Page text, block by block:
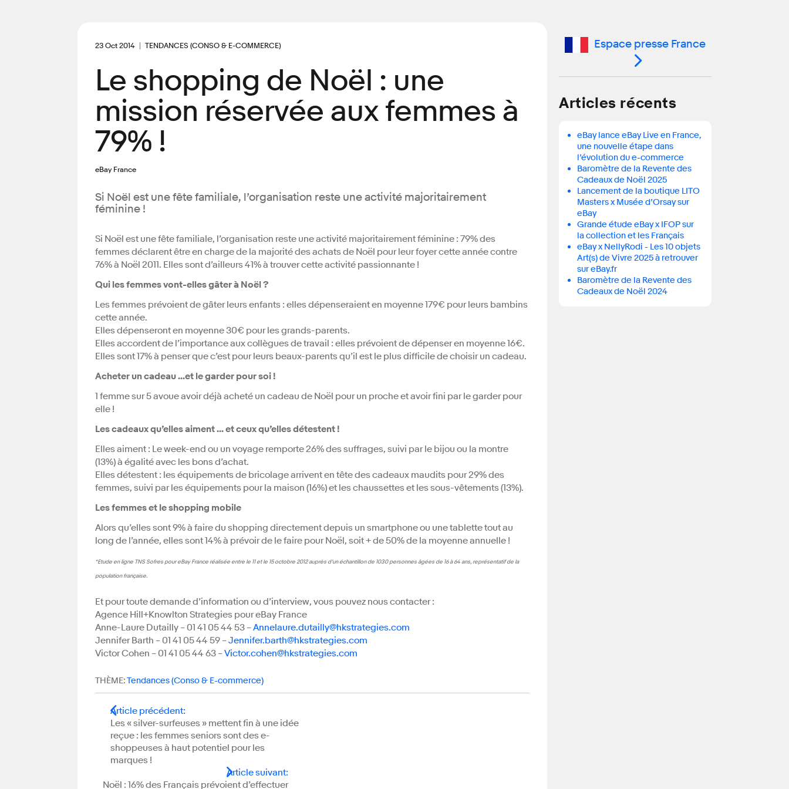
23 Oct 2014 TENDANCES (CONSO & E-COMMERCE)
Le shopping de Noël : une
mission réservée aux femmes à
79% !
eBay France
Si Noël est une fête familiale, l’organisation reste une activité majoritairement
féminine !
Si Noël est une fête familiale, l’organisation reste une activité majoritairement féminine : 79% des
femmes déclarent être en charge de la majorité des achats de Noël pour leur foyer cette année contre
76% à Noël 2011. Elles sont d’ailleurs 41% à trouver cette activité passionnante !
Qui les femmes vont-elles gâter à Noël ?
Les femmes prévoient de gâter leurs enfants : elles dépenseraient en moyenne 179€ pour leurs bambins
cette année.
Elles dépenseront en moyenne 30€ pour les grands-parents.
Elles accordent de l’importance aux collègues de travail : elles prévoient de dépenser en moyenne 16€.
Elles sont 17% à penser que c’est pour leurs beaux-parents qu’il est le plus difficile de choisir un cadeau.
Acheter un cadeau …et le garder pour soi !
1 femme sur 5 avoue avoir déjà acheté un cadeau de Noël pour un proche et avoir fini par le garder pour
elle !
Les cadeaux qu’elles aiment … et ceux qu’elles détestent !
Elles aiment : Le week-end ou un voyage remporte 26% des suffrages, suivi par le bijou ou la montre
(13%) à égalité avec les bons d’achat.
Elles détestent : les équipements de bricolage arrivent en tête des cadeaux maudits pour 29% des
femmes, suivi par les équipements pour la maison (16%) et les chaussettes et les sous-vêtements (13%).
Les femmes et le shopping mobile
Alors qu’elles sont 9% à faire du shopping directement depuis un smartphone ou une tablette tout au
long de l’année, elles sont 14% à prévoir de le faire pour Noël, soit + de 50% de la moyenne annuelle !
*Etude en ligne TNS Sofres pour eBay France réalisée entre le 11 et le 15 octobre 2012 auprès d’un échantillon de 1030 personnes âgées de 16 à 64 ans, représentatif de la
population française.
Et pour toute demande d’information ou d’interview, vous pouvez nous contacter :
Agence Hill+Knowlton Strategies pour eBay France
Anne-Laure Dutailly – 01 41 05 44 53 –Annelaure.dutailly@hkstrategies.com
Jennifer Barth – 01 41 05 44 59 –Jennifer.barth@hkstrategies.com
Victor Cohen – 01 41 05 44 63 –Victor.cohen@hkstrategies.com
THÈME:Tendances (Conso & E-commerce)
Article précédent:
Les « silver-surfeuses » mettent fin à une idée
reçue : les femmes seniors sont des e-
shoppeuses à haut potentiel pour les
marques !
Article suivant:
Noël : 16% des Français prévoient d’effectuer
Espace presse France
Articles récents
eBay lance eBay Live en France,
une nouvelle étape dans
l’évolution du e-commerce
Baromètre de la Revente des
Cadeaux de Noël 2025
Lancement de la boutique LITO
Masters x Musée d’Orsay sur
eBay
Grande étude eBay x IFOP sur
la collection et les Français
eBay x NellyRodi - Les 10 objets
Art(s) de Vivre 2025 à retrouver
sur eBay.fr
Baromètre de la Revente des
Cadeaux de Noël 2024